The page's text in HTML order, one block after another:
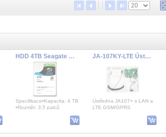
HDD 4TB Seagate SkyHawk
Specifikace•Kapacita: 4 TB
•Rozměr: 3,5 palců
JA-107KY-LTE Ústředna s LAN a GSM komunikátorem
Ústředna JA107+ s LAN a
LTE GSM/GPRS